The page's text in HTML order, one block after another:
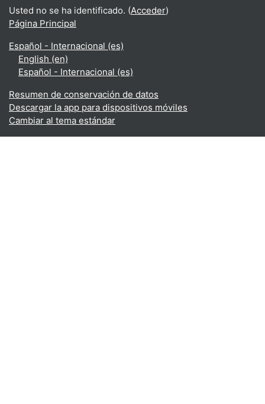
Usted no se ha identificado. (Acceder)
Página Principal
Español - Internacional ‎(es)‎
English ‎(en)‎
Español - Internacional ‎(es)‎
Resumen de conservación de datos
Descargar la app para dispositivos móviles
Cambiar al tema estándar